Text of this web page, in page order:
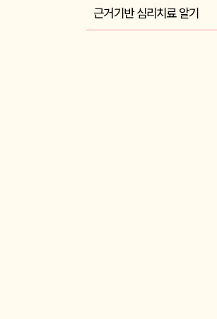
근거기반 심리치료 알기